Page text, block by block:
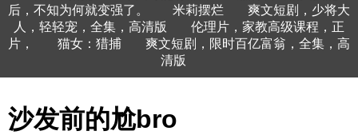
后，不知为何就变强了。
米莉摆烂
爽文短剧，少将大
人，轻轻宠，全集，高清版
伦理片，家教高级课程，正
片，
猫女：猎捕
爽文短剧，限时百亿富翁，全集，高
清版
沙发前的尬bro